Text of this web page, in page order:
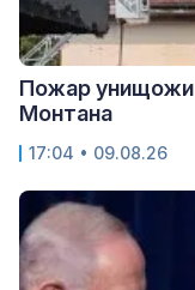
Пожар унищожи
Монтана
17:04 • 09.08.26